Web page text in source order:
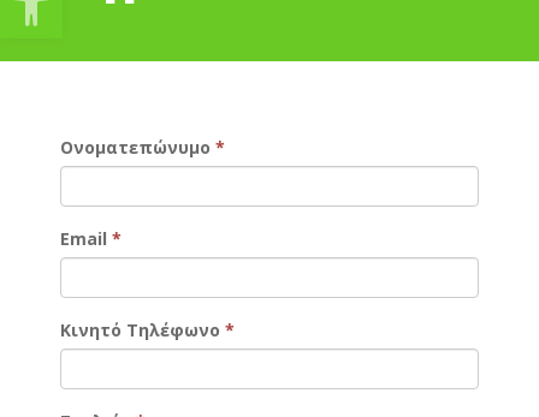
Ονοματεπώνυμο *
Email *
Κινητό Τηλέφωνο *